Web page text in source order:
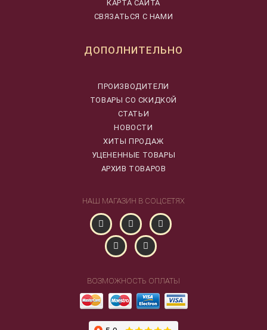
КАРТА САЙТА
СВЯЗАТЬСЯ С НАМИ
ДОПОЛНИТЕЛЬНО
ПРОИЗВОДИТЕЛИ
ТОВАРЫ СО СКИДКОЙ
СТАТЬИ
НОВОСТИ
ХИТЫ ПРОДАЖ
УЦЕНЕННЫЕ ТОВАРЫ
АРХИВ ТОВАРОВ
НАШ МАГАЗИН В СОЦСЕТЯХ
ВОЗМОЖНОСТЬ ОПЛАТЫ